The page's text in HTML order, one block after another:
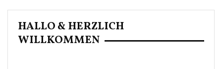
HALLO & HERZLICH
WILLKOMMEN